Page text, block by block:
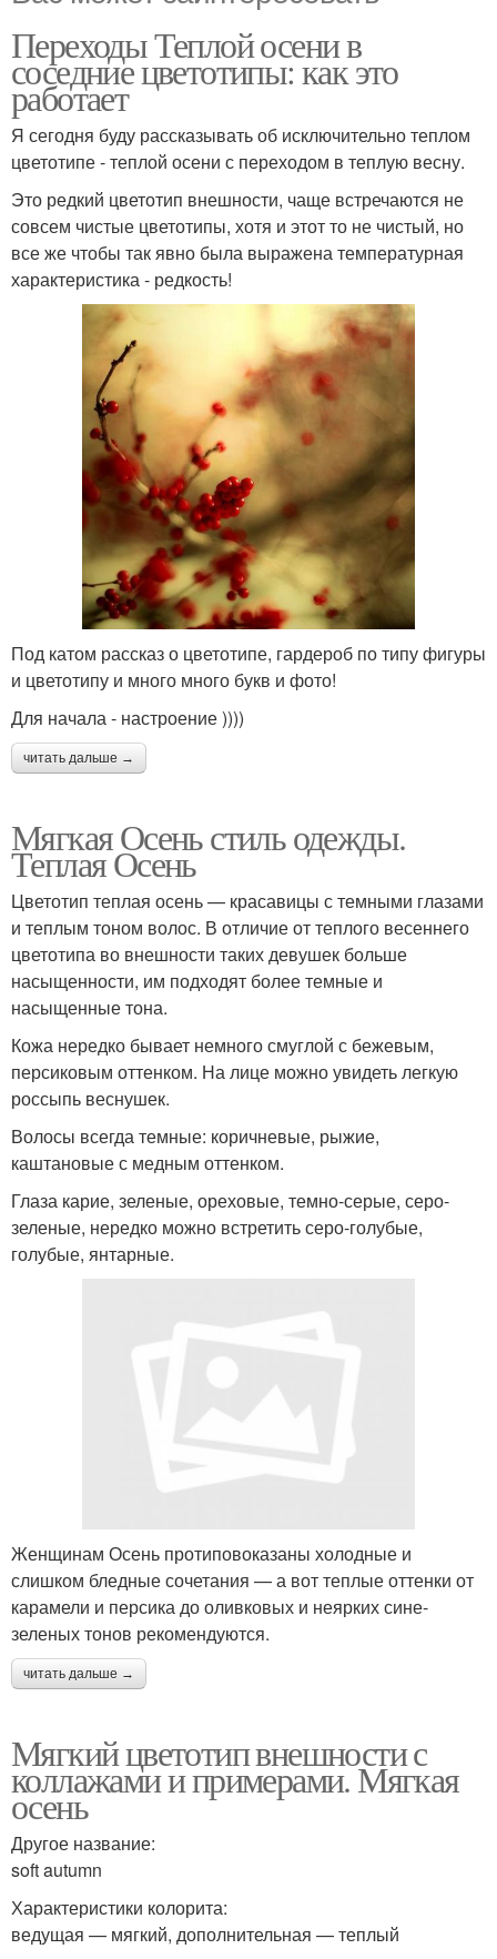
Переходы Теплой осени в
соседние цветотипы: как это
работает
Я сегодня буду рассказывать об исключительно теплом
цветотипе - теплой осени с переходом в теплую весну.
Это редкий цветотип внешности, чаще встречаются не
совсем чистые цветотипы, хотя и этот то не чистый, но
все же чтобы так явно была выражена температурная
характеристика - редкость!
Под катом рассказ о цветотипе, гардероб по типу фигуры
и цветотипу и много много букв и фото!
Для начала - настроение ))))
читать дальше →
Мягкая Осень стиль одежды.
Теплая Осень
Цветотип теплая осень — красавицы с темными глазами
и теплым тоном волос. В отличие от теплого весеннего
цветотипа во внешности таких девушек больше
насыщенности, им подходят более темные и
насыщенные тона.
Кожа нередко бывает немного смуглой с бежевым,
персиковым оттенком. На лице можно увидеть легкую
россыпь веснушек.
Волосы всегда темные: коричневые, рыжие,
каштановые с медным оттенком.
Глаза карие, зеленые, ореховые, темно-серые, серо-
зеленые, нередко можно встретить серо-голубые,
голубые, янтарные.
Женщинам Осень протиповоказаны холодные и
слишком бледные сочетания — а вот теплые оттенки от
карамели и персика до оливковых и неярких сине-
зеленых тонов рекомендуются.
читать дальше →
Мягкий цветотип внешности с
коллажами и примерами. Мягкая
осень
Другое название:
soft autumn
Характеристики колорита:
ведущая — мягкий, дополнительная — теплый